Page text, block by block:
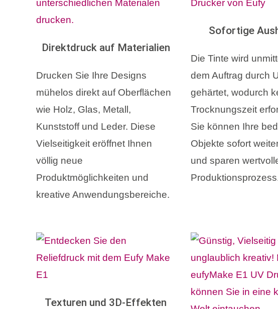
Direktdruck auf Materialien
Drucken Sie Ihre Designs
mühelos direkt auf Oberflächen
wie Holz, Glas, Metall,
Kunststoff und Leder. Diese
Vielseitigkeit eröffnet Ihnen
völlig neue
Produktmöglichkeiten und
kreative Anwendungsbereiche.
Sofortige
Die Tinte wird
dem Auftrag durch
gehärtet, wodurch
Trocknungszeit
Sie können Ihre
Objekte sofort
und sparen
Texturen und 3D-Effekten